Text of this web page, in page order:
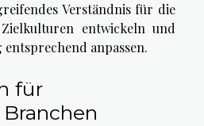
Verständnis für die
entwickeln und
anpassen.
für